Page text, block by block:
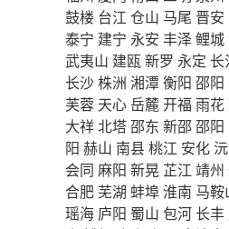
鼓楼 台江 仓山 马尾 晋安
泰宁 建宁 永安 丰泽鲤城
武夷山 建瓯新罗 永定 长
长沙株洲 湘潭衡阳 邵阳
芙蓉 天心岳麓开福 雨花
大祥北塔邵东 新邵邵阳
阳 赫山 南县桃江 安化
会同 麻阳 新晃 芷江 靖州
合肥 芜湖 蚌埠淮南 马鞍
瑶海 庐阳 蜀山 包河 长丰